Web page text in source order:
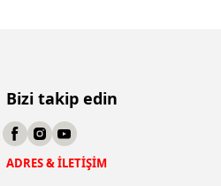
Bizi takip edin
ADRES & İLETİŞİM